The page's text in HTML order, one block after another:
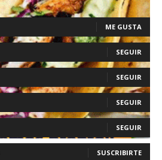
ME GUSTA
SEGUIR
SEGUIR
SEGUIR
SEGUIR
SUSCRIBIRTE